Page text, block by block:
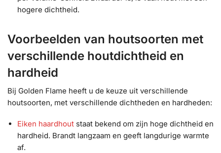
hogere dichtheid.
Voorbeelden van houtsoorten met
verschillende houtdichtheid en
hardheid
Bij Golden Flame heeft u de keuze uit verschillende
houtsoorten, met verschillende dichtheden en hardheden:
Eiken haardhout staat bekend om zijn hoge dichtheid en
hardheid. Brandt langzaam en geeft langdurige warmte
af.